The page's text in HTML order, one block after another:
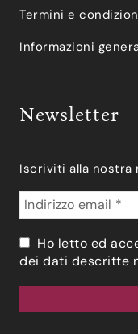
Termini e
Informazioni
Newsletter
Iscriviti alla nostra
Ho letto ed
dei dati descritte